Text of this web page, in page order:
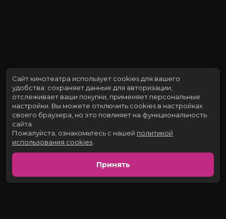
Сайт кинотеатра использует cookies для вашего
удобства: сохраняет данные для авторизации,
отслеживает ваши покупки, применяет персональные
настройки. Вы можете отключить cookies в настройках
своего браузера, но это повлияет на функциональность
сайта.
Пожалуйста, ознакомьтесь с нашей политикой
использования cookies
Принять